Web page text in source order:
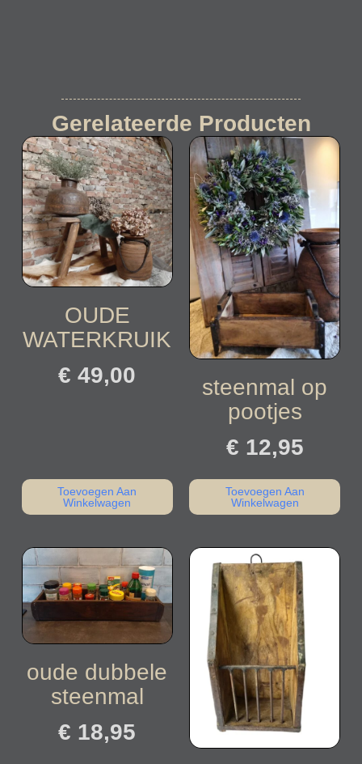
Gerelateerde Producten
OUDE
WATERKRUIK
€ 49,00
Toevoegen Aan
Winkelwagen
steenmal op
pootjes
€ 12,95
Toevoegen Aan
Winkelwagen
oude dubbele
steenmal
€ 18,95